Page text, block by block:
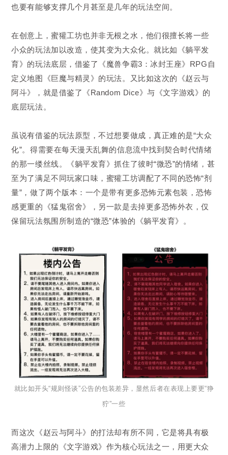
也要有能够支撑几个月甚至是几年的玩法空间。
在创意上，蜜獾工坊也并非无根之水，他们很擅长将一些
小众的玩法加以改造，使其变为大众化。就比如《躺平发
育》的玩法底层，借鉴了《魔兽争霸3：冰封王座》RPG自
定义地图《巨魔与精灵》的玩法。又比如这次的《赵云与
阿斗》，就是借鉴了《Random Dice》与《文字游戏》的
底层玩法。
虽说有借鉴的玩法原型，不过想要做成，真正难的是“大众
化”。得需要在每天漫天乱舞的信息流中找到契合时代情绪
的那一缕丝线。《躺平发育》抓住了彼时“微恐”的情绪，甚
至为了满足不同玩家口味，蜜獾工坊调配了不同的恐怖“剂
量”，做了两个版本：一个是带有更多恐怖元素包装，恐怖
感更重的《猛鬼宿舍》，另一款是去掉更多恐怖外衣，仅
保留玩法氛围所制造的“微恐”体验的《躺平发育》。
就比如开头“规则怪谈”公告的包装差异，显然后者在表现上要更“狰
狞”一些
而这次《赵云与阿斗》的打法却有所不同，它是将具有极
高潜力上限的《文字游戏》作为核心玩法之一，用更大众